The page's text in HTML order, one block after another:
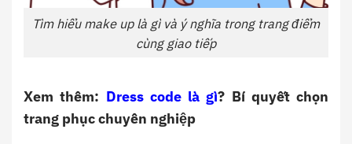
Tìm hiểu make up là gì và ý nghĩa trong trang điểm
cùng giao tiếp
Xem thêm: Dress code là gì? Bí quyết chọn
trang phục chuyên nghiệp